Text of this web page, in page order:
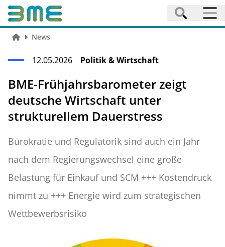
News
12.05.2026 Politik & Wirtschaft
BME-Frühjahrsbarometer zeigt
deutsche Wirtschaft unter
strukturellem Dauerstress
Bürokratie und Regulatorik sind auch ein Jahr
nach dem Regierungswechsel eine große
Belastung für Einkauf und SCM +++ Kostendruck
nimmt zu +++ Energie wird zum strategischen
Wettbewerbsrisiko